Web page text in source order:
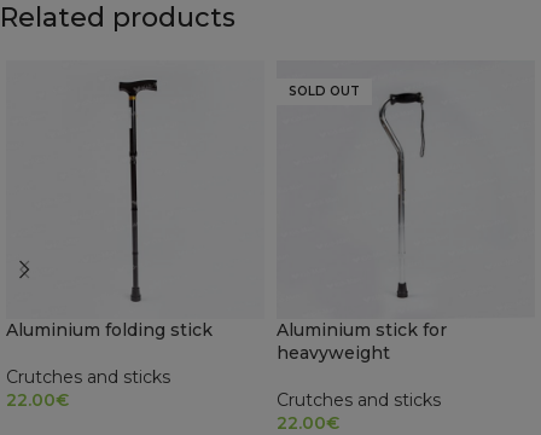
Related products
Aluminium folding stick
Crutches and sticks
22.00€
SOLD OUT
Aluminium stick for
heavyweight
Crutches and sticks
22.00€